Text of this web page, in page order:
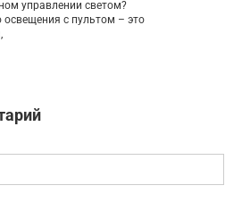
управлении светом?
освещения с пультом – это